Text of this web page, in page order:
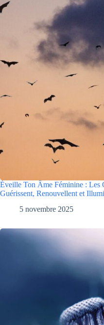
Éveille Ton Âme Féminine : Les
Guérissent, Renouvellent et
5 novembre 2025